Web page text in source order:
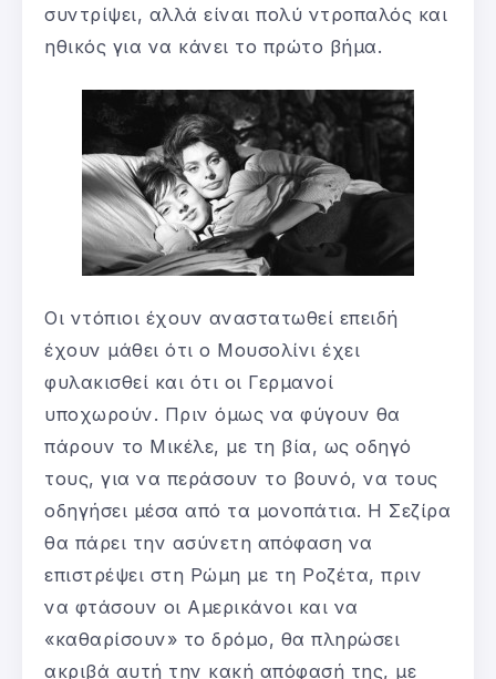
συντρίψει, αλλά είναι πολύ ντροπαλός και
ηθικός για να κάνει το πρώτο βήμα.
Οι ντόπιοι έχουν αναστατωθεί επειδή
έχουν μάθει ότι ο Μουσολίνι έχει
φυλακισθεί και ότι οι Γερμανοί
υποχωρούν. Πριν όμως να φύγουν θα
πάρουν το Μικέλε, με τη βία, ως οδηγό
τους, για να περάσουν το βουνό, να τους
οδηγήσει μέσα από τα μονοπάτια. Η Σεζίρα
θα πάρει την ασύνετη απόφαση να
επιστρέψει στη Ρώμη με τη Ροζέτα, πριν
να φτάσουν οι Αμερικάνοι και να
«καθαρίσουν» το δρόμο, θα πληρώσει
ακριβά αυτή την κακή απόφασή της, με